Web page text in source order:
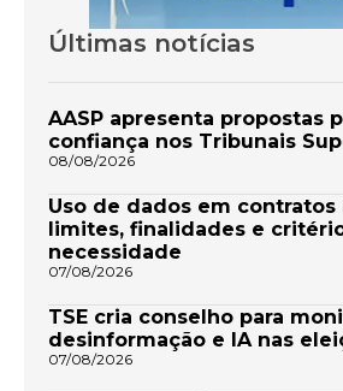
Últimas notícias
AASP apresenta propostas
confiança nos Tribunais
08/08/2026
Uso de dados em contratos
limites, finalidades e
necessidade
07/08/2026
TSE cria conselho para
desinformação e IA nas
07/08/2026